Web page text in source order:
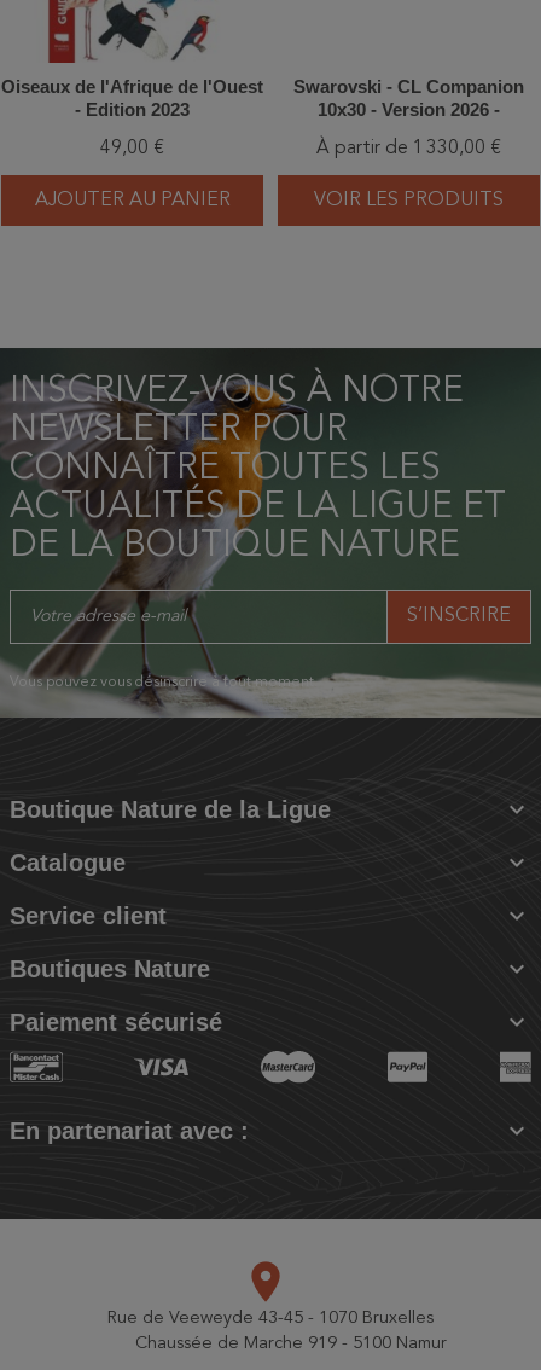
Oiseaux de l'Afrique de l'Ouest
- Edition 2023
49,00 €
AJOUTER AU PANIER
Swarovski - CL Companion
10x30 - Version 2026 -
Vert/Orange/Brun - Jumelles
À partir de 1 330,00 €
VOIR LES PRODUITS
INSCRIVEZ-VOUS À NOTRE
NEWSLETTER POUR
CONNAÎTRE TOUTES LES
ACTUALITÉS DE LA LIGUE ET
DE LA BOUTIQUE NATURE
Vous pouvez vous désinscrire à tout moment.
Boutique Nature de la Ligue 
Catalogue 
Service client 
Boutiques Nature 
Paiement sécurisé 
En partenariat avec : 
place
Rue de Veeweyde 43-45 - 1070 Bruxelles
Chaussée de Marche 919 - 5100 Namur